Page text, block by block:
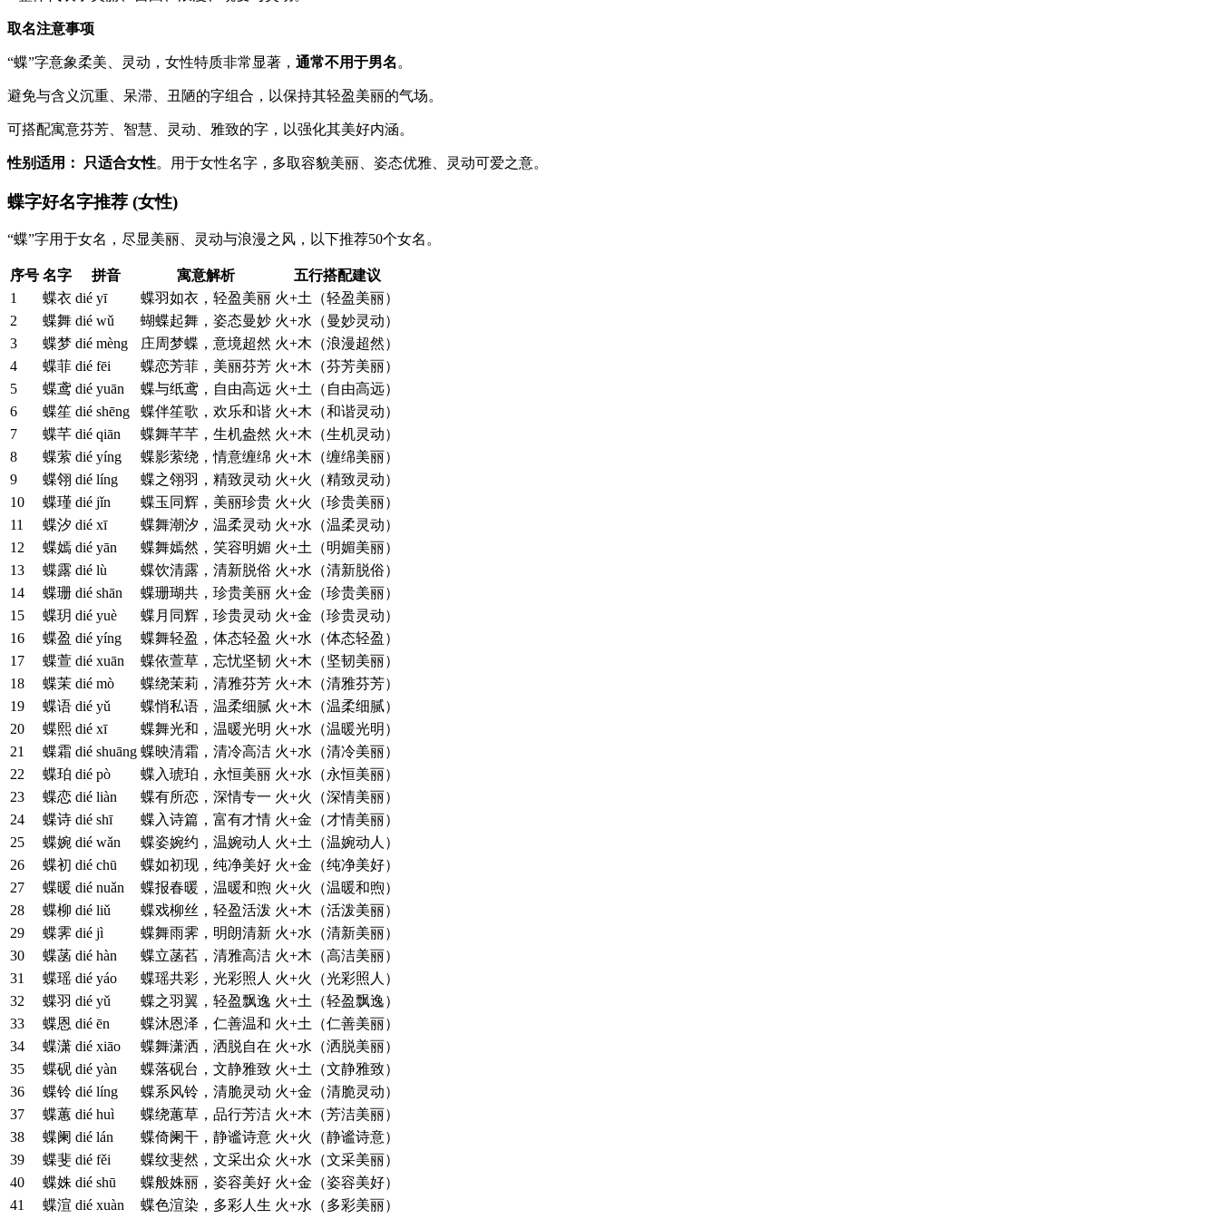
取名注意事项
“蝶”字意象柔美、灵动，女性特质非常显著， 通常不用于男名 。
避免与含义沉重、呆滞、丑陋的字组合，以保持其轻盈美丽的气场。
可搭配寓意芬芳、智慧、灵动、雅致的字，以强化其美好内涵。
性别适用： 只适合女性。用于女性名字，多取容貌美丽、姿态优雅、灵动可爱之意。
蝶字好名字推荐 (女性)
“蝶”字用于女名，尽显美丽、灵动与浪漫之风，以下推荐50个女名。
序号 名字 拼音 寓意解析
五行搭配建议
1
蝶衣 dié yī 蝶羽如衣，轻盈美丽 火+土（轻盈美丽）
2
蝶舞 dié wǔ 蝴蝶起舞，姿态曼妙 火+水（曼妙灵动）
3
蝶梦 dié mèng 庄周梦蝶，意境超然 火+木（浪漫超然）
4
蝶菲 dié fēi 蝶恋芳菲，美丽芬芳 火+木（芬芳美丽）
5
蝶鸢 dié yuān 蝶与纸鸢，自由高远 火+土（自由高远）
6
蝶笙 dié shēng 蝶伴笙歌，欢乐和谐 火+木（和谐灵动）
7
蝶芊 dié qiān 蝶舞芊芊，生机盎然 火+木（生机灵动）
8
蝶萦 dié yíng 蝶影萦绕，情意缠绵 火+木（缠绵美丽）
9
蝶翎 dié líng 蝶之翎羽，精致灵动 火+火（精致灵动）
10
蝶瑾 dié jǐn 蝶玉同辉，美丽珍贵 火+火（珍贵美丽）
11
蝶汐 dié xī 蝶舞潮汐，温柔灵动 火+水（温柔灵动）
12
蝶嫣 dié yān 蝶舞嫣然，笑容明媚 火+土（明媚美丽）
13
蝶露 dié lù 蝶饮清露，清新脱俗 火+水（清新脱俗）
14
蝶珊 dié shān 蝶珊瑚共，珍贵美丽 火+金（珍贵美丽）
15
蝶玥 dié yuè 蝶月同辉，珍贵灵动 火+金（珍贵灵动）
16
蝶盈 dié yíng 蝶舞轻盈，体态轻盈 火+水（体态轻盈）
17
蝶萱 dié xuān 蝶依萱草，忘忧坚韧 火+木（坚韧美丽）
18
蝶茉 dié mò 蝶绕茉莉，清雅芬芳 火+木（清雅芬芳）
19
蝶语 dié yǔ 蝶悄私语，温柔细腻 火+木（温柔细腻）
20
蝶熙 dié xī 蝶舞光和，温暖光明 火+水（温暖光明）
21
蝶霜 dié shuāng 蝶映清霜，清冷高洁 火+水（清冷美丽）
22
蝶珀 dié pò 蝶入琥珀，永恒美丽 火+水（永恒美丽）
23
蝶恋 dié liàn 蝶有所恋，深情专一 火+火（深情美丽）
24
蝶诗 dié shī 蝶入诗篇，富有才情 火+金（才情美丽）
25
蝶婉 dié wǎn 蝶姿婉约，温婉动人 火+土（温婉动人）
26
蝶初 dié chū 蝶如初现，纯净美好 火+金（纯净美好）
27
蝶暖 dié nuǎn 蝶报春暖，温暖和煦 火+火（温暖和煦）
28
蝶柳 dié liǔ 蝶戏柳丝，轻盈活泼 火+木（活泼美丽）
29
蝶霁 dié jì 蝶舞雨霁，明朗清新 火+水（清新美丽）
30
蝶菡 dié hàn 蝶立菡萏，清雅高洁 火+木（高洁美丽）
31
蝶瑶 dié yáo 蝶瑶共彩，光彩照人 火+火（光彩照人）
32
蝶羽 dié yǔ 蝶之羽翼，轻盈飘逸 火+土（轻盈飘逸）
33
蝶恩 dié ēn 蝶沐恩泽，仁善温和 火+土（仁善美丽）
34
蝶潇 dié xiāo 蝶舞潇洒，洒脱自在 火+水（洒脱美丽）
35
蝶砚 dié yàn 蝶落砚台，文静雅致 火+土（文静雅致）
36
蝶铃 dié líng 蝶系风铃，清脆灵动 火+金（清脆灵动）
37
蝶蕙 dié huì 蝶绕蕙草，品行芳洁 火+木（芳洁美丽）
38
蝶阑 dié lán 蝶倚阑干，静谧诗意 火+火（静谧诗意）
39
蝶斐 dié fěi 蝶纹斐然，文采出众 火+水（文采美丽）
40
蝶姝 dié shū 蝶般姝丽，姿容美好 火+金（姿容美好）
41
蝶渲 dié xuàn 蝶色渲染，多彩人生 火+水（多彩美丽）